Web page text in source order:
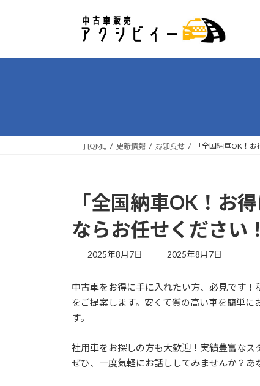
プ
動
HOME 更新情報 お知らせ 「全国納車OK！
「全国納車OK！お
ならお任せください
2025年8月7日
最
新
日
2025年8月7日
中古車をお得に手に入れたい方、必見です
をご提案します。安くて質の高い車を簡単
す。
社用車をお探しの方も大歓迎！実績豊富なス
ぜひ、一度気軽にお話ししてみませんか？あ